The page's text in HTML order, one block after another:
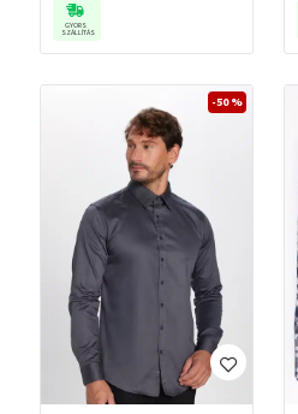
GYORS
SZÁLLÍTÁS
-50 %